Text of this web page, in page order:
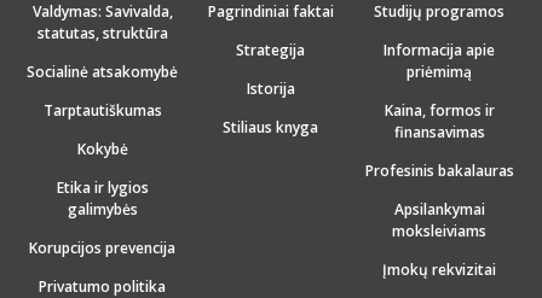
Valdymas: Savivalda,
statutas, struktūra
Socialinė atsakomybė
Tarptautiškumas
Kokybė
Etika ir lygios
galimybės
Korupcijos prevencija
Privatumo politika
Pagrindiniai faktai
Strategija
Istorija
Stiliaus knyga
Studijų programos
Informacija apie
priėmimą
Kaina, formos ir
finansavimas
Profesinis bakalauras
Apsilankymai
moksleiviams
Įmokų rekvizitai